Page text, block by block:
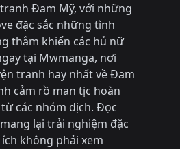
Đam Mỹ, với những
đặc sắc những tình
thắm khiến các hủ nữ
tại Mwmanga, nơi
tranh hay nhất về Đam
cảm rồ man tịc hoàn
các nhóm dịch. Đọc
lại trải nghiệm đặc
không phải xem